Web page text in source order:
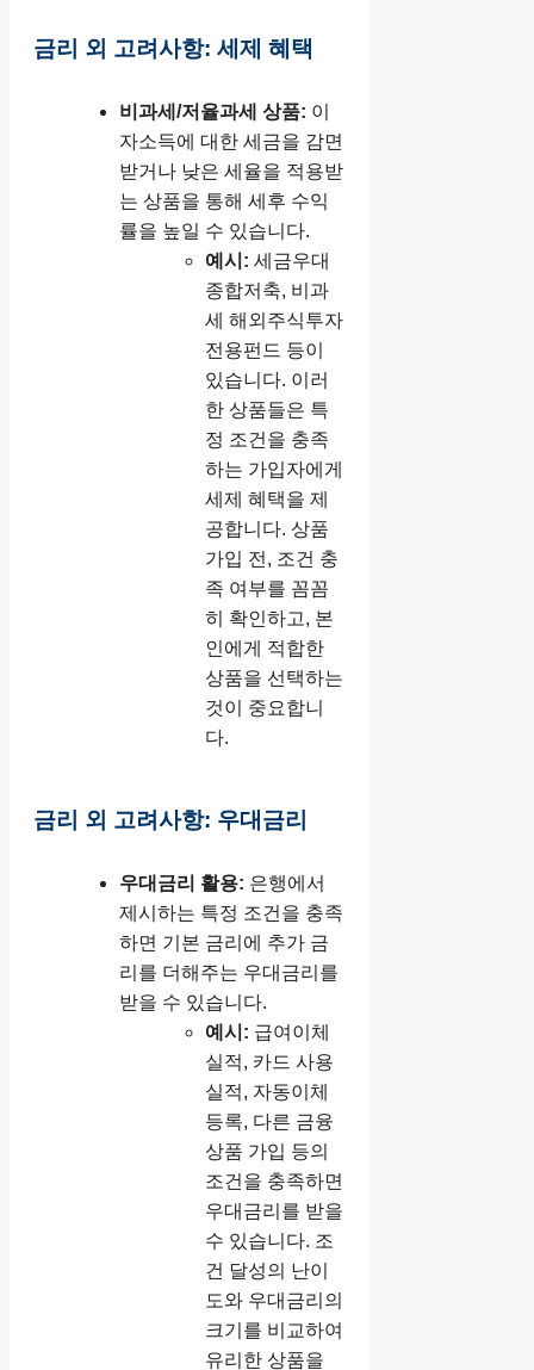
금리 외 고려사항: 세제 혜택
비과세/저율과세 상품: 이
자소득에 대한 세금을 감면
받거나 낮은 세율을 적용받
는 상품을 통해 세후 수익
률을 높일 수 있습니다.
예시: 세금우대
종합저축, 비과
세 해외주식투자
전용펀드 등이
있습니다. 이러
한 상품들은 특
정 조건을 충족
하는 가입자에게
세제 혜택을 제
공합니다. 상품
가입 전, 조건 충
족 여부를 꼼꼼
히 확인하고, 본
인에게 적합한
상품을 선택하는
것이 중요합니
다.
금리 외 고려사항: 우대금리
우대금리 활용: 은행에서
제시하는 특정 조건을 충족
하면 기본 금리에 추가 금
리를 더해주는 우대금리를
받을 수 있습니다.
예시: 급여이체
실적, 카드 사용
실적, 자동이체
등록, 다른 금융
상품 가입 등의
조건을 충족하면
우대금리를 받을
수 있습니다. 조
건 달성의 난이
도와 우대금리의
크기를 비교하여
유리한 상품을